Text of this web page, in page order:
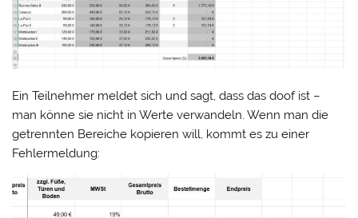
Ein Teilnehmer meldet sich und sagt, dass das doof ist –
man könne sie nicht in Werte verwandeln. Wenn man die
getrennten Bereiche kopieren will, kommt es zu einer
Fehlermeldung: